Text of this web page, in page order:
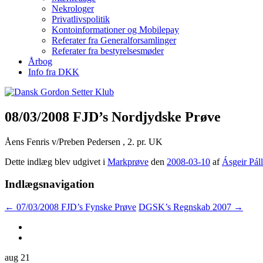
Nekrologer
Privatlivspolitik
Kontoinformationer og Mobilepay
Referater fra Generalforsamlinger
Referater fra bestyrelsesmøder
Årbog
Info fra DKK
08/03/2008 FJD’s Nordjydske Prøve
Åens Fenris v/Preben Pedersen , 2. pr. UK
Dette indlæg blev udgivet i Markprøve den 2008-03-10 af Ásgeir
Indlægsnavigation
← 07/03/2008 FJD’s Fynske Prøve DGSK’s Regnskab 2007 →
aug 21